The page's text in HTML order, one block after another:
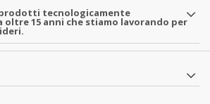
tecnologicamente
oltre 15 anni che stiamo lavorando per